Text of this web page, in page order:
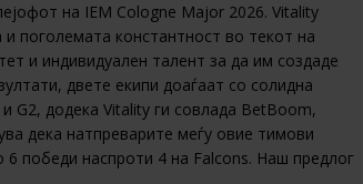
на IEM Cologne Major 2026. Vitality
поголемата константност во текот на
и индивидуален талент за да им создаде
двете екипи доаѓаат со солидна
G2, додека Vitality ги совлада BetBoom,
дека натпреварите меѓу овие тимови
6 победи наспроти 4 на Falcons. Наш предлог